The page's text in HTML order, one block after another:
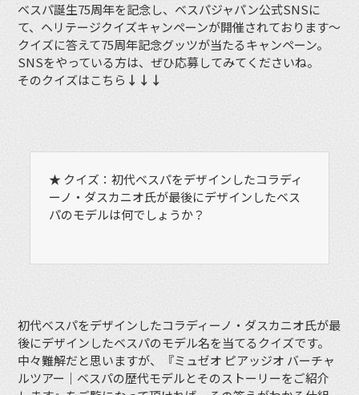
ベスパ誕生75周年を記念し、ベスパジャパン公式SNSに
て、ヘリテージクイズキャンペーンが開催されております〜
クイズに答えて75周年記念グッツが当たるキャンペーン。
SNSをやっている方は、ぜひ応募してみてくださいね。
そのクイズはこちら ↓↓↓
★ クイズ：初代ベスパをデザインしたコラディ
ーノ・ダスカニオ氏が最後にデザインしたベス
パのモデルは何でしょうか？
初代ベスパをデザインしたコラディーノ・ダスカニオ氏が最
後にデザインしたベスパのモデル名を当てるクイズです。
中々難解だと思いますが、『ミュゼオ ピアッジオ バーチャ
ルツアー｜ベスパの歴代モデルとそのストーリーをご紹介